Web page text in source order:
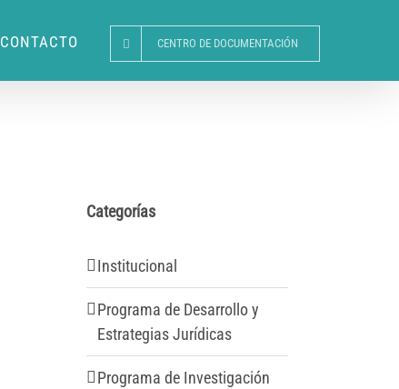
CONTACTO CENTRO DE DOCUMENTACIÓN
Categorías
Institucional
Programa de Desarrollo y
Estrategias Jurídicas
Programa de Investigación